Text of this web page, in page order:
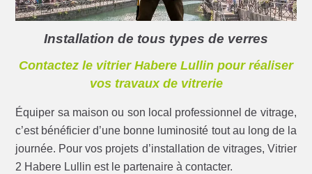
Installation de tous types de verres
Contactez le vitrier Habere Lullin pour réaliser
vos travaux de vitrerie
Équiper sa maison ou son local professionnel de vitrage,
c’est bénéficier d’une bonne luminosité tout au long de la
journée. Pour vos projets d’installation de vitrages, Vitrier
2 Habere Lullin est le partenaire à contacter.